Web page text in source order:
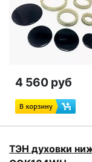
4 560 руб
ТЭН духовки